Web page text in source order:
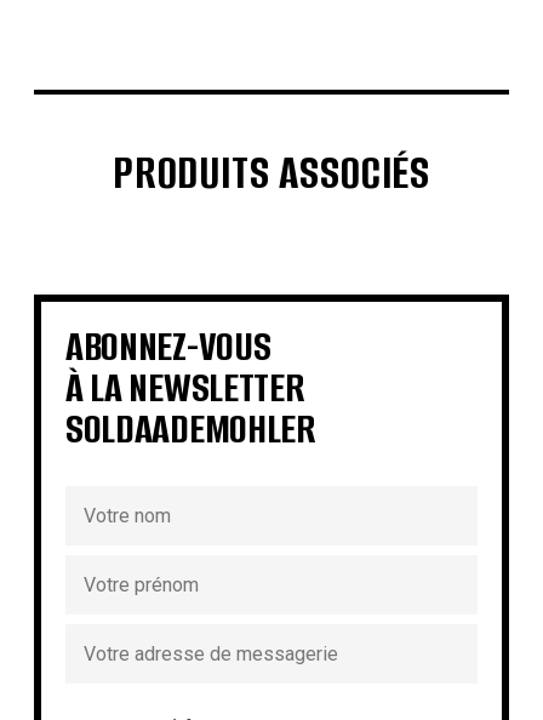
PRODUITS ASSOCIÉS
€ €
€ € €
€ €
ABONNEZ-VOUS
À LA NEWSLETTER
SOLDAADEMOHLER